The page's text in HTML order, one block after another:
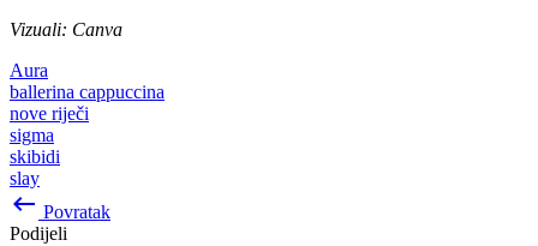
Vizuali: Canva
Aura
ballerina cappuccina
nove riječi
sigma
skibidi
slay
keyboard_backspace Povratak
Podijeli